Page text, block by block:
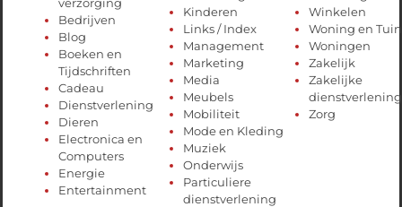
Bedrijven
Blog
Boeken en
Tijdschriften
Cadeau
Dienstverlening
Dieren
Electronica en
Computers
Energie
Entertainment
Kinderen
Links / Index
Management
Marketing
Media
Meubels
Mobiliteit
Mode en Kleding
Muziek
Onderwijs
Particuliere
dienstverlening
Winkelen
Woning en Tuin
Woningen
Zakelijk
Zakelijke
dienstverlening
Zorg